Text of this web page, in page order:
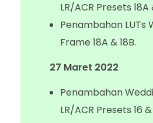
LR/ACR Presets 18A
Penambahan LUTs
Frame 18A & 18B.
27 Maret 2022
Penambahan
LR/ACR Presets 16 &